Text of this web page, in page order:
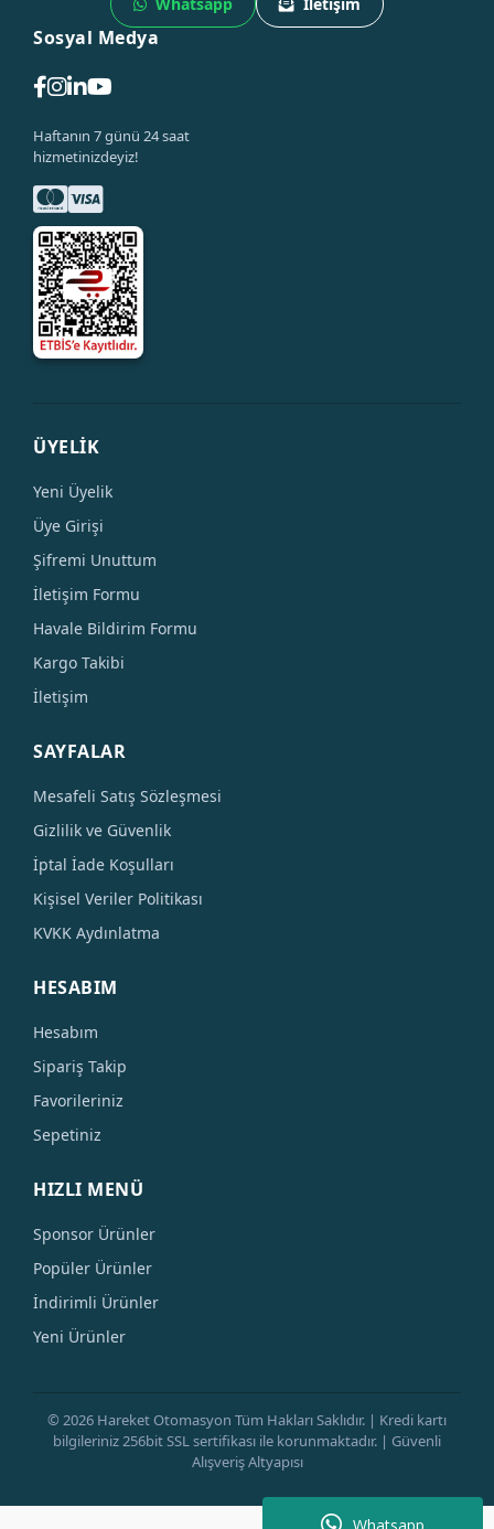
Whatsapp
Sosyal Medya
Haftanın 7 günü 24 saat
hizmetinizdeyiz!
ÜYELİK
Yeni Üyelik
Üye Girişi
Şifremi Unuttum
İletişim Formu
Havale Bildirim Formu
Kargo Takibi
İletişim
SAYFALAR
Mesafeli Satış Sözleşmesi
Gizlilik ve Güvenlik
İptal İade Koşulları
Kişisel Veriler Politikası
KVKK Aydınlatma
HESABIM
Hesabım
Sipariş Takip
Favorileriniz
Sepetiniz
HIZLI MENÜ
Sponsor Ürünler
Popüler Ürünler
İndirimli Ürünler
Yeni Ürünler
© 2026 Hareket Otomasyon Tüm Hakları Saklıdır. | Kredi kartı
bilgileriniz 256bit SSL sertifikası ile korunmaktadır. | Güvenli
Alışveriş Altyapısı